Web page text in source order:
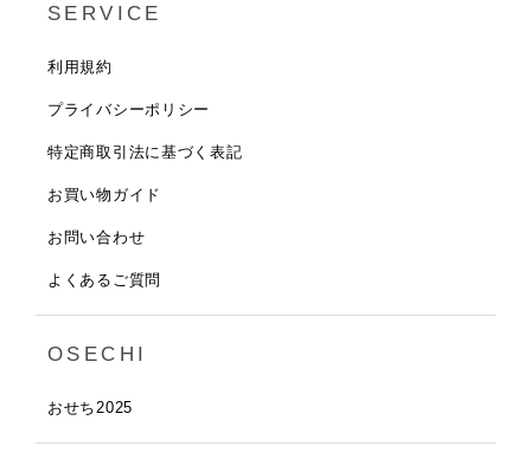
SERVICE
利用規約
プライバシーポリシー
特定商取引法に基づく表記
お買い物ガイド
お問い合わせ
よくあるご質問
OSECHI
おせち2025